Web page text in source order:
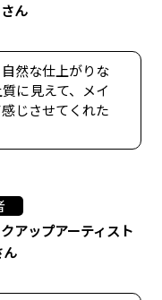
ん
然な仕上がりな
に見えて、メイ
じさせてくれた
アップアーティスト
ん